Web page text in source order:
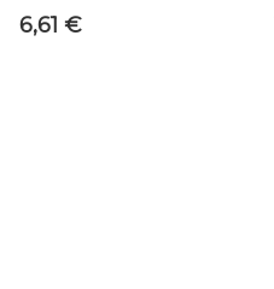
6,61 €